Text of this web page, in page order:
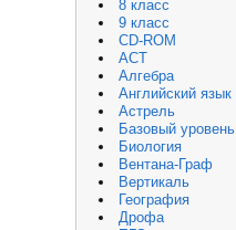
8 класс
9 класс
CD-ROM
АСТ
Алгебра
Английский язык
Астрель
Базовый уровень
Биология
Вентана-Граф
Вертикаль
География
Дрофа